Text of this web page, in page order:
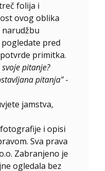
folija i
ovog oblika
narudžbu
pred
primitka.
pitanje?
pitanja" -
jamstva,
i opisi
Sva prava
Zabranjeno je
ogledala bez